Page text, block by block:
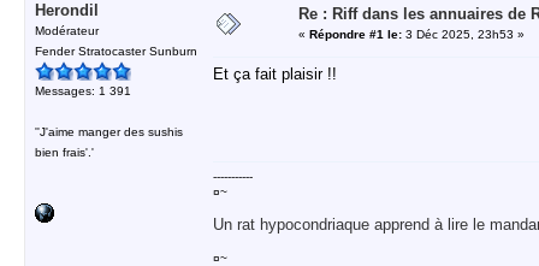
Herondil
Modérateur
Fender Stratocaster Sunburn
Messages: 1 391
''J'aime manger des sushis
bien frais'.'
Re : Riff dans les annuaires de
« Répondre #1 le: 3 Déc 2025, 23h53 »
Et ça fait plaisir !!
-----------
¤~
Un rat hypocondriaque apprend à lire le
¤~